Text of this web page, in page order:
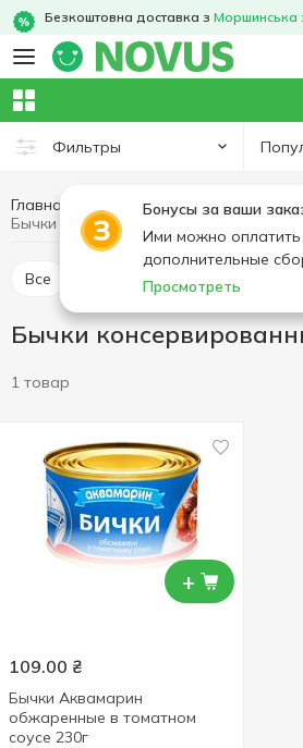
Безкоштовна доставка з Моршинська
Фильтры
Бонусы за ваши
Ими можно оплатить
дополнительные
Просмотреть
Главная Консервы
Рыбная
Бычки консервированные
Все Тунец консервированный
Бычки
1 товар
+
109.00 ₴
Бычки Аквамарин
обжаренные в томатном
соусе 230г